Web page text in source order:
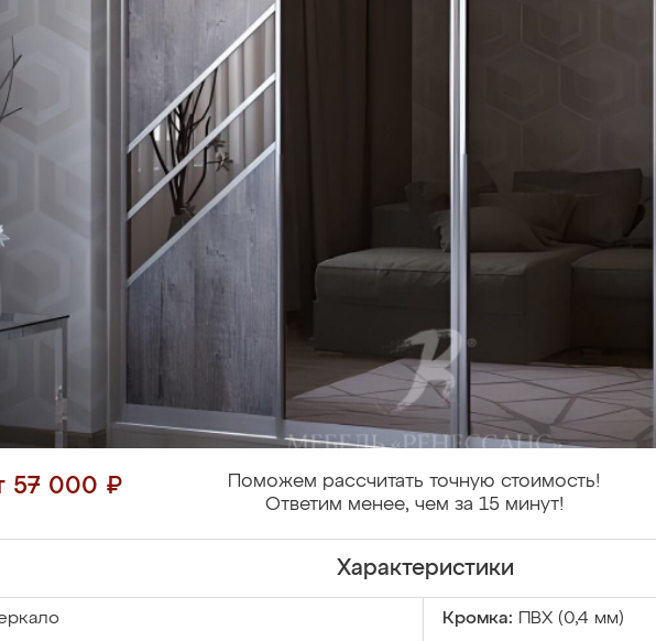
57 000 ₽
Поможем рассчитать точную стоимость!
Ответим менее, чем за 15 минут!
Характеристики
Кромка: ПВХ (0,4 мм)